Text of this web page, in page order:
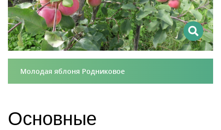
Молодая яблоня Родниковое
Основные